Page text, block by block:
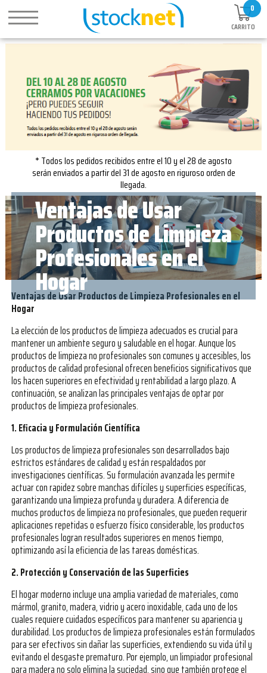
0
CARRITO
* Todos los pedidos recibidos entre el 10 y el 28 de agosto
serán enviados a partir del 31 de agosto en riguroso orden de
llegada.
Ventajas de Usar
Productos de Limpieza
Profesionales en el
Hogar
Ventajas de Usar Productos de Limpieza Profesionales en el
Hogar
La elección de los productos de limpieza adecuados es crucial para
mantener un ambiente seguro y saludable en el hogar. Aunque los
productos de limpieza no profesionales son comunes y accesibles, los
productos de calidad profesional ofrecen beneficios significativos que
los hacen superiores en efectividad y rentabilidad a largo plazo. A
continuación, se analizan las principales ventajas de optar por
productos de limpieza profesionales.
1. Eficacia y Formulación Científica
Los productos de limpieza profesionales son desarrollados bajo
estrictos estándares de calidad y están respaldados por
investigaciones científicas. Su formulación avanzada les permite
actuar con rapidez sobre manchas difíciles y superficies específicas,
garantizando una limpieza profunda y duradera. A diferencia de
muchos productos de limpieza no profesionales, que pueden requerir
aplicaciones repetidas o esfuerzo físico considerable, los productos
profesionales logran resultados superiores en menos tiempo,
optimizando así la eficiencia de las tareas domésticas.
2. Protección y Conservación de las Superficies
El hogar moderno incluye una amplia variedad de materiales, como
mármol, granito, madera, vidrio y acero inoxidable, cada uno de los
cuales requiere cuidados específicos para mantener su apariencia y
durabilidad. Los productos de limpieza profesionales están formulados
para ser efectivos sin dañar las superficies, extendiendo su vida útil y
evitando el desgaste prematuro. Por ejemplo, un limpiador profesional
para madera no solo elimina la suciedad, sino que también protege el